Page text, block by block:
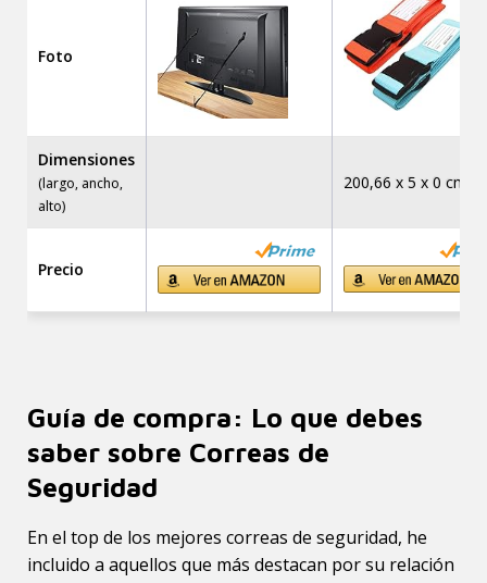
Foto
Dimensiones
(largo, ancho,
alto)
200,66 x 5 x 0 cm.
Precio
Guía de compra: Lo que debes
saber sobre Correas de
Seguridad
En el top de los mejores correas de seguridad, he
incluido a aquellos que más destacan por su relación